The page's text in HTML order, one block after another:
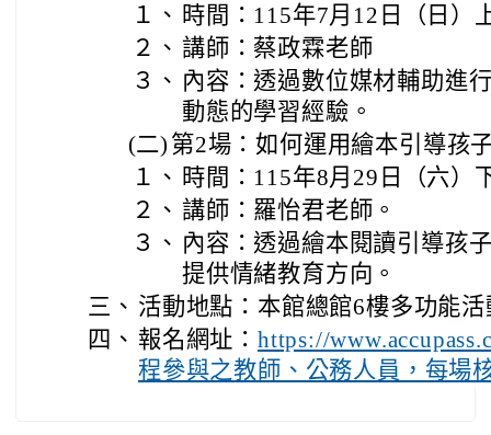
１、 時間：115年7月12日（日）
２、 講師：蔡政霖老師
３、 內容：透過數位媒材輔助進
動態的學習經驗。
(二) 第2場：如何運用繪本引導孩
１、 時間：115年8月29日（六）
２、 講師：羅怡君老師。
３、 內容：透過繪本閱讀引導孩
提供情緒教育方向。
三、 活動地點：本館總館6樓多功能
四、 報名網址： https://
程參與之教師、公務人員，每場